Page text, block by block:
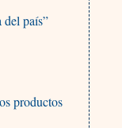
del país”
productos